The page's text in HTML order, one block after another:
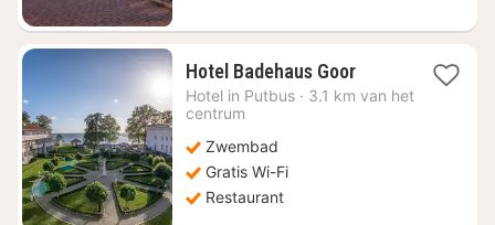
Hotel Badehaus Goor1
nacht
Hotel in Putbus · 3.1 km van het
centrum
Zwembad
Gratis Wi-Fi
Restaurant